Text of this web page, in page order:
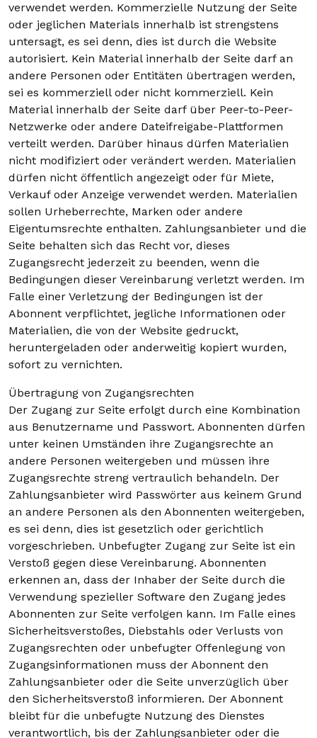
verwendet werden. Kommerzielle Nutzung der Seite
oder jeglichen Materials innerhalb ist strengstens
untersagt, es sei denn, dies ist durch die Website
autorisiert. Kein Material innerhalb der Seite darf an
andere Personen oder Entitäten übertragen werden,
sei es kommerziell oder nicht kommerziell. Kein
Material innerhalb der Seite darf über Peer-to-Peer-
Netzwerke oder andere Dateifreigabe-Plattformen
verteilt werden. Darüber hinaus dürfen Materialien
nicht modifiziert oder verändert werden. Materialien
dürfen nicht öffentlich angezeigt oder für Miete,
Verkauf oder Anzeige verwendet werden. Materialien
sollen Urheberrechte, Marken oder andere
Eigentumsrechte enthalten. Zahlungsanbieter und die
Seite behalten sich das Recht vor, dieses
Zugangsrecht jederzeit zu beenden, wenn die
Bedingungen dieser Vereinbarung verletzt werden. Im
Falle einer Verletzung der Bedingungen ist der
Abonnent verpflichtet, jegliche Informationen oder
Materialien, die von der Website gedruckt,
heruntergeladen oder anderweitig kopiert wurden,
sofort zu vernichten.
Übertragung von Zugangsrechten
Der Zugang zur Seite erfolgt durch eine Kombination
aus Benutzername und Passwort. Abonnenten dürfen
unter keinen Umständen ihre Zugangsrechte an
andere Personen weitergeben und müssen ihre
Zugangsrechte streng vertraulich behandeln. Der
Zahlungsanbieter wird Passwörter aus keinem Grund
an andere Personen als den Abonnenten weitergeben,
es sei denn, dies ist gesetzlich oder gerichtlich
vorgeschrieben. Unbefugter Zugang zur Seite ist ein
Verstoß gegen diese Vereinbarung. Abonnenten
erkennen an, dass der Inhaber der Seite durch die
Verwendung spezieller Software den Zugang jedes
Abonnenten zur Seite verfolgen kann. Im Falle eines
Sicherheitsverstoßes, Diebstahls oder Verlusts von
Zugangsrechten oder unbefugter Offenlegung von
Zugangsinformationen muss der Abonnent den
Zahlungsanbieter oder die Seite unverzüglich über
den Sicherheitsverstoß informieren. Der Abonnent
bleibt für die unbefugte Nutzung des Dienstes
verantwortlich, bis der Zahlungsanbieter oder die